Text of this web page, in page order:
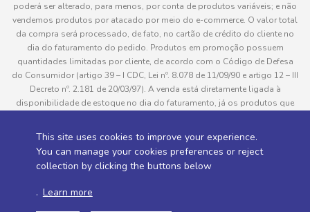
This site uses cookies to improve your experience.
You can manage your cookies preferences or reject
collection by clicking the buttons below
. Learn more
poderá ser alterado, para menos, por conta de produtos variáveis; e não
vendemos produtos por atacado por meio do e-commerce. O valor total
da compra será processado, de fato, no cartão de crédito do cliente no
dia do faturamento do pedido. Produtos em promoção possuem
quantidades limitadas por cliente, de acordo com o Código de Defesa
do Consumidor (artigo 39 – I CDC, Lei nº. 8.078 de 11/09/90 e artigo 12 – III
Decreto nº. 2.181 de 20/03/97). A venda está diretamente ligada à
disponibilidade de estoque no dia do faturamento, já os produtos que
pedido do cliente, este não será entregue e o valor do item não será
cobrado. As fotos dos produtos no site são ilustrativas, podendo haver
divergência com o produto real e todos os pedidos estão sujeitos à
consultadas em “Política de Entregas”